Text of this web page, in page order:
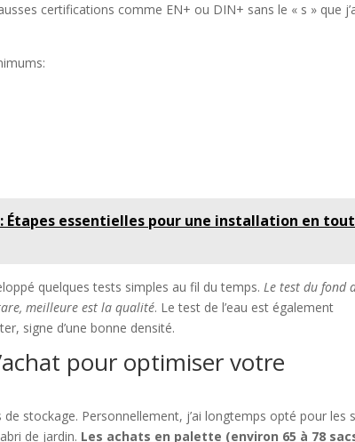
certifications comme EN+ ou DIN+ sans le « s » que
Étapes essentielles pour une installation en
quelques tests simples au fil du temps.Le test du fond
meilleure est la qualité. Le test de l’eau est également
signe d’une bonne densité.
pour optimiser votre
stockage. Personnellement, j’ai longtemps opté pour les
de jardin. Les achats en palette (environ 65 à 78